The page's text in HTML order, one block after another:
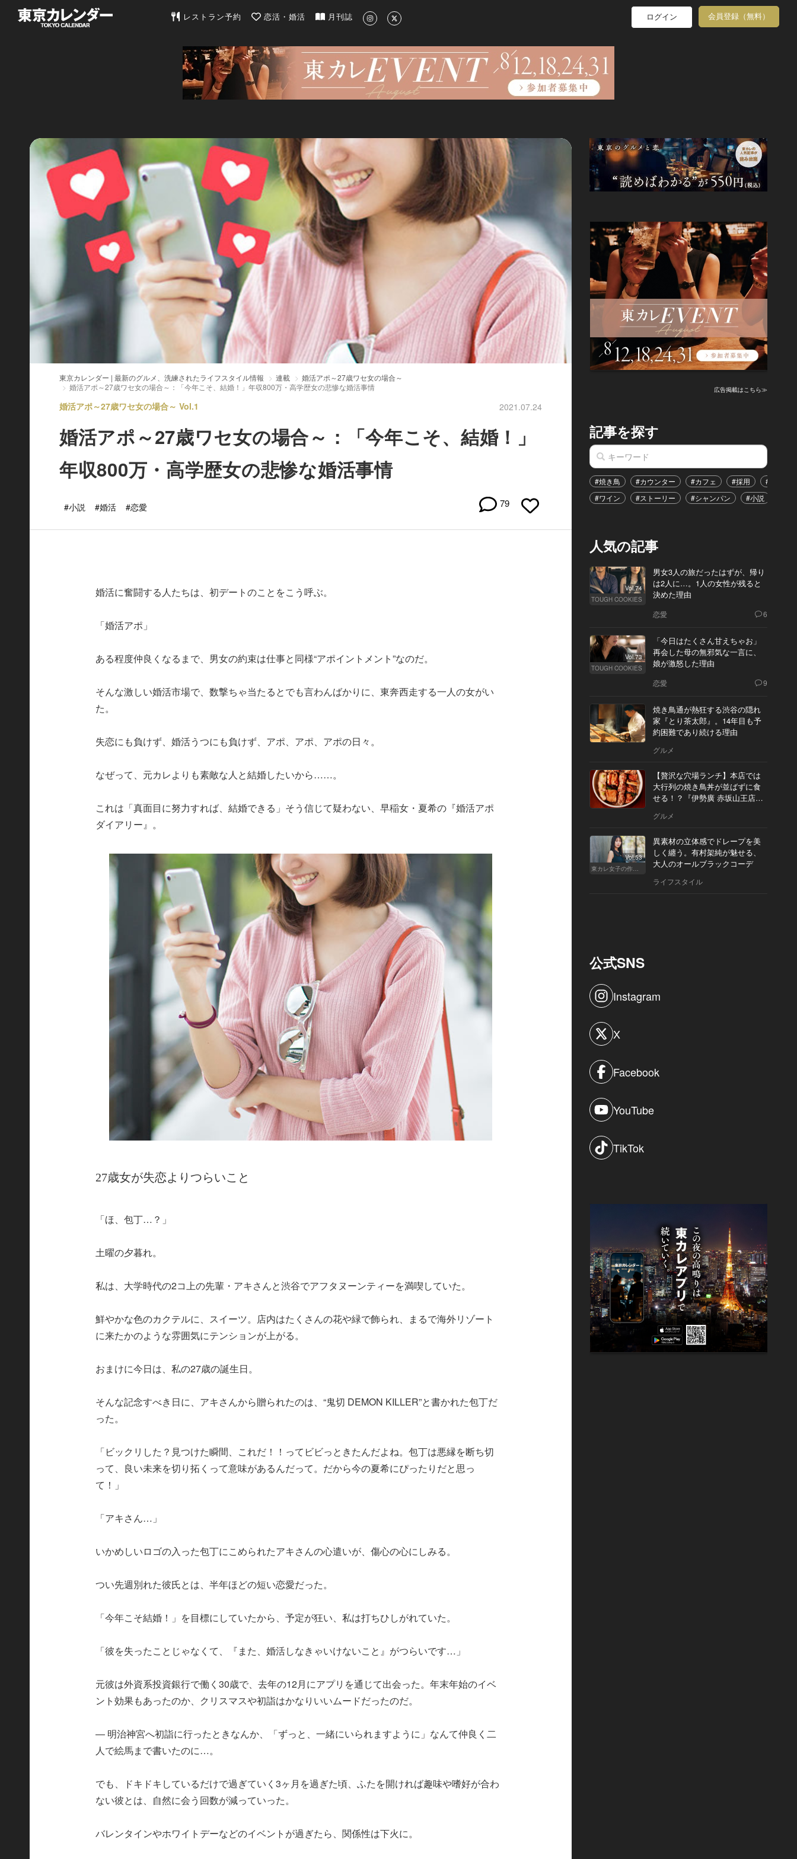
東京カレンダー | 最新のグルメ、洗練されたライフスタイル情報
レストラン予約 恋活・婚活 月刊誌 ログイン 会員登録（無料）
東京カレンダー | 最新のグルメ、洗練されたライフスタイル情報 連載
婚活アポ～27歳ワセ女の場合～
婚活アポ～27歳ワセ女の場合～：「今年こそ、結婚！」年収800万・高学歴女の悲惨な婚活事情
婚活アポ～27歳ワセ女の場合～ Vol.1 2021.07.24
婚活アポ～27歳ワセ女の場合～：「今年こそ、結婚！」
年収800万・高学歴女の悲惨な婚活事情
#小説 #婚活 #恋愛 79
婚活に奮闘する人たちは、初デートのことをこう呼ぶ。
「婚活アポ」
ある程度仲良くなるまで、男女の約束は仕事と同様“アポイントメント”なのだ。
そんな激しい婚活市場で、数撃ちゃ当たるとでも言わんばかりに、東奔西走する一人の女がい
た。
失恋にも負けず、婚活うつにも負けず、アポ、アポ、アポの日々。
なぜって、元カレよりも素敵な人と結婚したいから……。
これは「真面目に努力すれば、結婚できる」そう信じて疑わない、早稲女・夏希の『婚活アポ
ダイアリー』。
27歳女が失恋よりつらいこと
「ほ、包丁…？」
土曜の夕暮れ。
私は、大学時代の2コ上の先輩・アキさんと渋谷でアフタヌーンティーを満喫していた。
鮮やかな色のカクテルに、スイーツ。店内はたくさんの花や緑で飾られ、まるで海外リゾート
に来たかのような雰囲気にテンションが上がる。
おまけに今日は、私の27歳の誕生日。
そんな記念すべき日に、アキさんから贈られたのは、“鬼切 DEMON KILLER”と書かれた包丁だ
った。
「ビックリした？見つけた瞬間、これだ！！ってビビっときたんだよね。包丁は悪縁を断ち切
って、良い未来を切り拓くって意味があるんだって。だから今の夏希にぴったりだと思っ
て！」
「アキさん…」
いかめしいロゴの入った包丁にこめられたアキさんの心遣いが、傷心の心にしみる。
つい先週別れた彼氏とは、半年ほどの短い恋愛だった。
「今年こそ結婚！」を目標にしていたから、予定が狂い、私は打ちひしがれていた。
「彼を失ったことじゃなくて、『また、婚活しなきゃいけないこと』がつらいです…」
元彼は外資系投資銀行で働く30歳で、去年の12月にアプリを通じて出会った。年末年始のイベ
ント効果もあったのか、クリスマスや初詣はかなりいいムードだったのだ。
― 明治神宮へ初詣に行ったときなんか、「ずっと、一緒にいられますように」なんて仲良く二
人で絵馬まで書いたのに…。
でも、ドキドキしているだけで過ぎていく3ヶ月を過ぎた頃、ふたを開ければ趣味や嗜好が合わ
ない彼とは、自然に会う回数が減っていった。
バレンタインやホワイトデーなどのイベントが過ぎたら、関係性は下火に。
広告掲載はこちら≫
記事を探す
#焼き鳥 #カウンター #カフェ #採用
#恋愛
#ワイン
#ストーリー #シャンパン #小説
人気の記事
Vol.74
TOUGH COOKIES
男女3人の旅だったはずが、帰り
は2人に…。1人の女性が残ると
決めた理由
恋愛 6
Vol.73
TOUGH COOKIES
「今日はたくさん甘えちゃお」
再会した母の無邪気な一言に、
娘が激怒した理由
恋愛 9
焼き鳥通が熱狂する渋谷の隠れ
家『とり茶太郎』。14年目も予
約困難であり続ける理由
グルメ
【贅沢な穴場ランチ】本店では
大行列の焼き鳥丼が並ばずに食
せる！？『伊勢廣 赤坂山王店』
グルメ
Vol.53
東カレ女子の作り方
異素材の立体感でドレープを美
しく纏う。有村架純が魅せる、
大人のオールブラックコーデ
ライフスタイル
公式SNS
Instagram
X
Facebook
YouTube
TikTok